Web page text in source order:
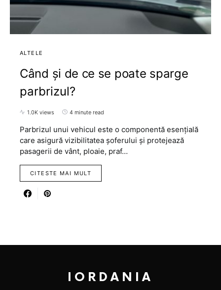
ALTELE
Când și de ce se poate sparge
parbrizul?
1.0K views 4 minute read
Parbrizul unui vehicul este o componentă esențială
care asigură vizibilitatea șoferului și protejează
pasagerii de vânt, ploaie, praf…
CITESTE MAI MULT
IORDANIA